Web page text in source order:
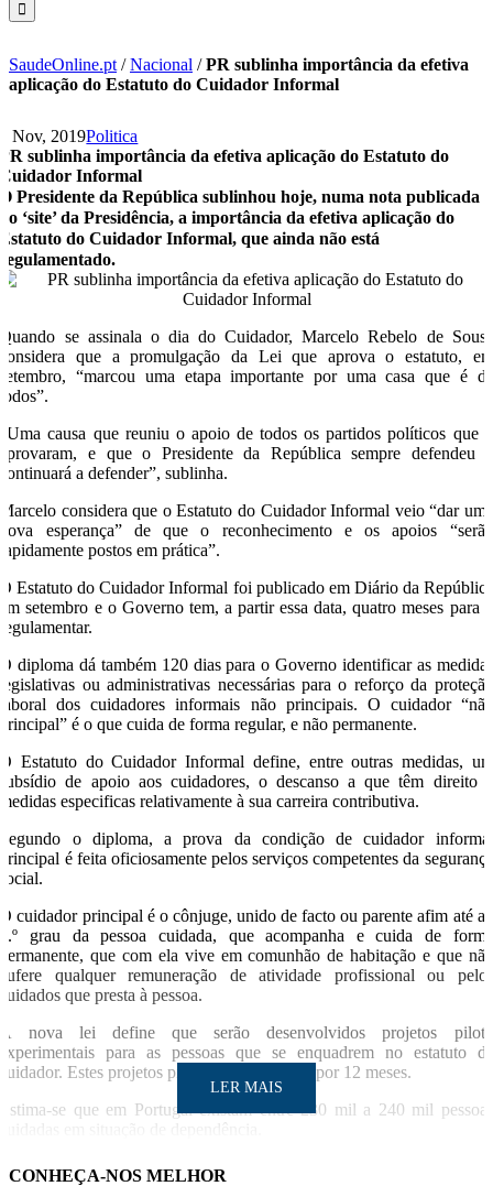
SaudeOnline.pt /Nacional /PR sublinha importância da efetiva
aplicação do Estatuto do Cuidador Informal
5 Nov, 2019Politica
PR sublinha importância da efetiva aplicação do Estatuto do
Cuidador Informal
O Presidente da República sublinhou hoje, numa nota publicada
no ‘site’ da Presidência, a importância da efetiva aplicação do
Estatuto do Cuidador Informal, que ainda não está
regulamentado.
Quando se assinala o dia do Cuidador, Marcelo Rebelo de Sousa
considera que a promulgação da Lei que aprova o estatuto, em
setembro, “marcou uma etapa importante por uma casa que é de
todos”.
“Uma causa que reuniu o apoio de todos os partidos políticos que o
aprovaram, e que o Presidente da República sempre defendeu e
continuará a defender”, sublinha.
Marcelo considera que o Estatuto do Cuidador Informal veio “dar uma
nova esperança” de que o reconhecimento e os apoios “serão
rapidamente postos em prática”.
O Estatuto do Cuidador Informal foi publicado em Diário da República
em setembro e o Governo tem, a partir essa data, quatro meses para o
regulamentar.
O diploma dá também 120 dias para o Governo identificar as medidas
legislativas ou administrativas necessárias para o reforço da proteção
laboral dos cuidadores informais não principais. O cuidador “não
principal” é o que cuida de forma regular, e não permanente.
O Estatuto do Cuidador Informal define, entre outras medidas, um
subsídio de apoio aos cuidadores, o descanso a que têm direito e
medidas especificas relativamente à sua carreira contributiva.
Segundo o diploma, a prova da condição de cuidador informal
principal é feita oficiosamente pelos serviços competentes da segurança
social.
O cuidador principal é o cônjuge, unido de facto ou parente afim até ao
4.º grau da pessoa cuidada, que acompanha e cuida de forma
permanente, que com ela vive em comunhão de habitação e que não
aufere qualquer remuneração de atividade profissional ou pelos
cuidados que presta à pessoa.
A nova lei define que serão desenvolvidos projetos piloto
experimentais para as pessoas que se enquadrem no estatuto de
cuidador. Estes projetos piloto devem vigorar por 12 meses.
Estima-se que em Portugal existam entre 230 mil a 240 mil pessoas
cuidadas em situação de dependência.
LUSA/SO
LER MAIS
CONHEÇA-NOS MELHOR